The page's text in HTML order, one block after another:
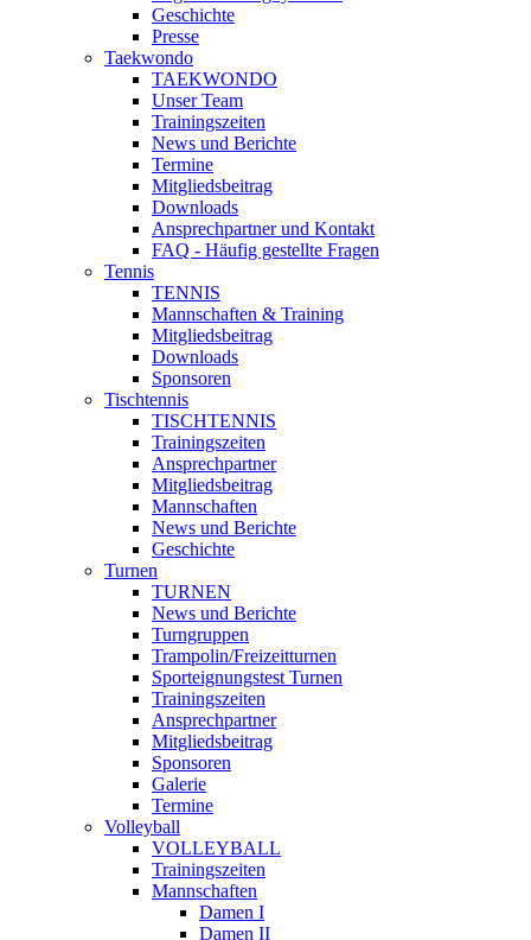
Geschichte
Presse
Taekwondo
TAEKWONDO
Unser Team
Trainingszeiten
News und Berichte
Termine
Mitgliedsbeitrag
Downloads
Ansprechpartner und Kontakt
FAQ - Häufig gestellte Fragen
Tennis
TENNIS
Mannschaften & Training
Mitgliedsbeitrag
Downloads
Sponsoren
Tischtennis
TISCHTENNIS
Trainingszeiten
Ansprechpartner
Mitgliedsbeitrag
Mannschaften
News und Berichte
Geschichte
Turnen
TURNEN
News und Berichte
Turngruppen
Trampolin/Freizeitturnen
Sporteignungstest Turnen
Trainingszeiten
Ansprechpartner
Mitgliedsbeitrag
Sponsoren
Galerie
Termine
Volleyball
VOLLEYBALL
Trainingszeiten
Mannschaften
Damen I
Damen II